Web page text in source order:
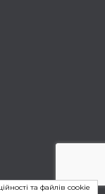
та файлів cookie